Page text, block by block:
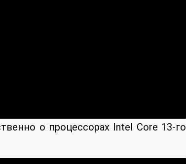
о процессорах Intel Core 13-го